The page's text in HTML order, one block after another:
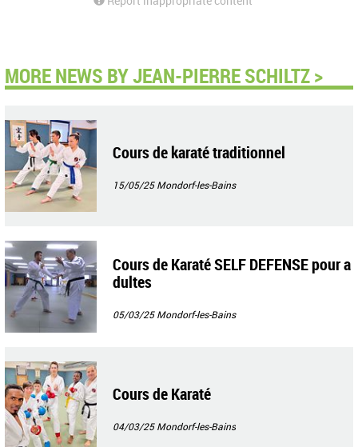
MORE NEWS BY JEAN-PIERRE SCHILTZ >
Cours de karaté traditionnel
15/05/25Mondorf-les-Bains
Cours de Karaté SELF DEFENSE pour a
dultes
05/03/25Mondorf-les-Bains
Cours de Karaté
04/03/25Mondorf-les-Bains